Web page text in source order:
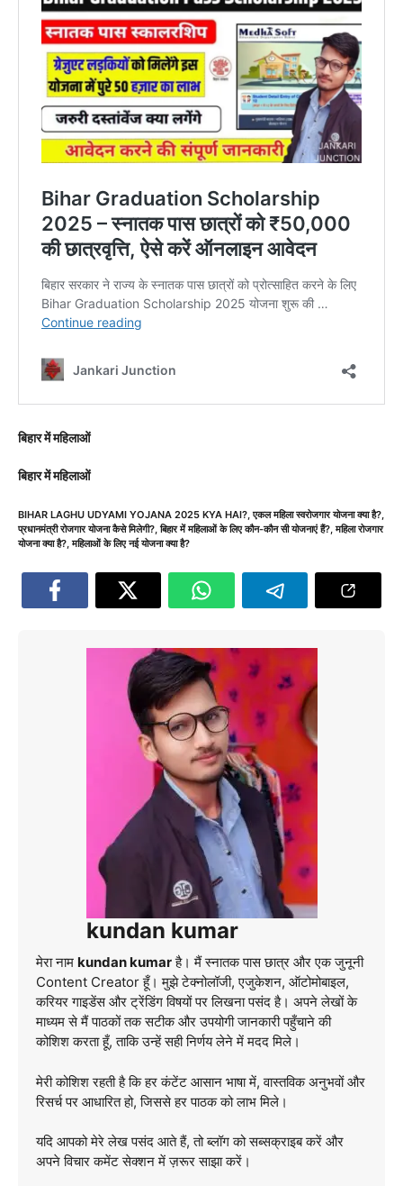
बिहार में महिलाओं
बिहार में महिलाओं
BIHAR LAGHU UDYAMI YOJANA 2025 KYA HAI?,एकल महिला स्वरोजगार योजना क्या है?,
प्रधानमंत्री रोजगार योजना कैसे मिलेगी?,बिहार में महिलाओं के लिए कौन-कौन सी योजनाएं हैं?,महिला रोजगार
योजना क्या है?,महिलाओं के लिए नई योजना क्या है?
kundan kumar
मेरा नाम kundan kumarहै। मैं स्नातक पास छात्र और एक जुनूनी
Content Creator हूँ। मुझे टेक्नोलॉजी, एजुकेशन, ऑटोमोबाइल,
करियर गाइडेंस और ट्रेंडिंग विषयों पर लिखना पसंद है। अपने लेखों के
माध्यम से मैं पाठकों तक सटीक और उपयोगी जानकारी पहुँचाने की
कोशिश करता हूँ, ताकि उन्हें सही निर्णय लेने में मदद मिले।
मेरी कोशिश रहती है कि हर कंटेंट आसान भाषा में, वास्तविक अनुभवों और
रिसर्च पर आधारित हो, जिससे हर पाठक को लाभ मिले।
यदि आपको मेरे लेख पसंद आते हैं, तो ब्लॉग को सब्सक्राइब करें और
अपने विचार कमेंट सेक्शन में ज़रूर साझा करें।